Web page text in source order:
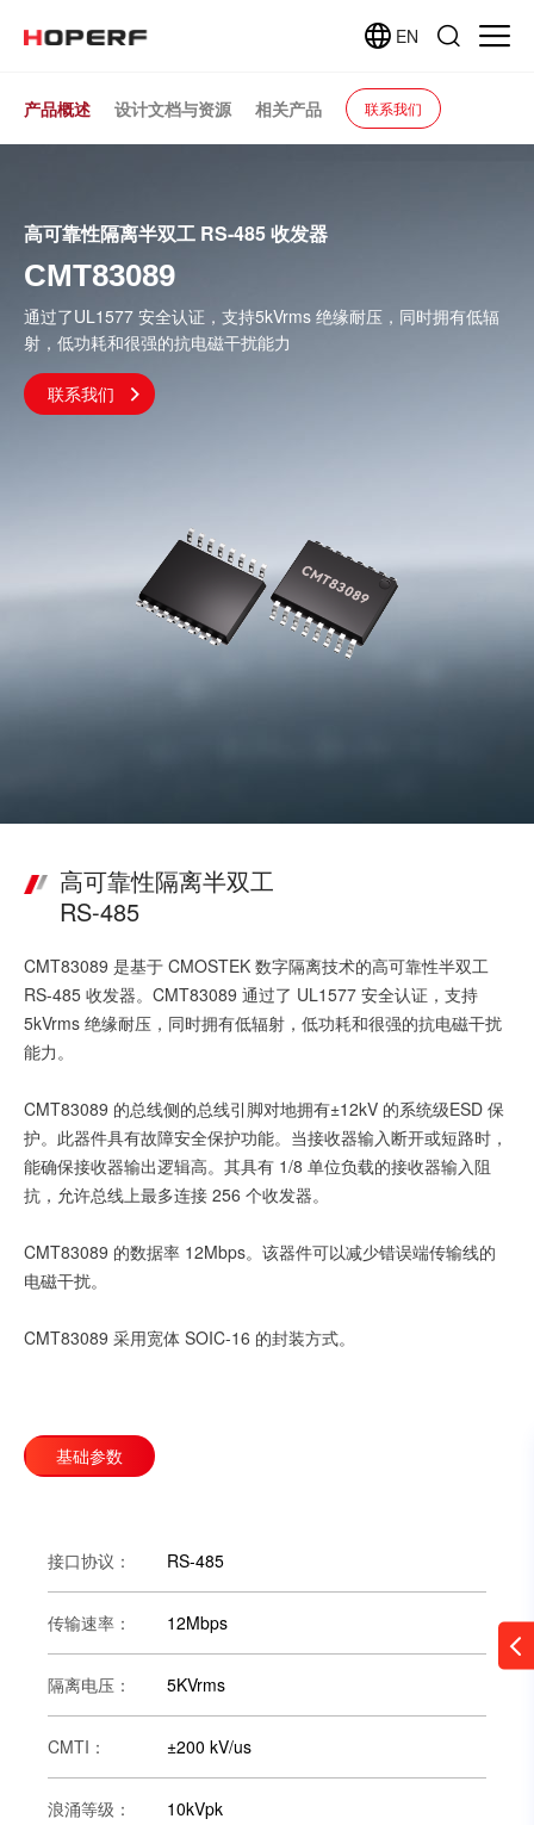
EN
产品概述 设计文档与资源 相关产品 联系我们
高可靠性隔离半双工 RS-485 收发器
CMT83089
通过了UL1577 安全认证，支持5kVrms 绝缘耐压，同时拥有低辐
射，低功耗和很强的抗电磁干扰能力
联系我们
高可靠性隔离半双工
RS-485
CMT83089 是基于 CMOSTEK 数字隔离技术的高可靠性半双工
RS-485 收发器。CMT83089 通过了 UL1577 安全认证，支持
5kVrms 绝缘耐压，同时拥有低辐射，低功耗和很强的抗电磁干扰
能力。
CMT83089 的总线侧的总线引脚对地拥有±12kV 的系统级ESD 保
护。此器件具有故障安全保护功能。当接收器输入断开或短路时，
能确保接收器输出逻辑高。其具有 1/8 单位负载的接收器输入阻
抗，允许总线上最多连接 256 个收发器。
CMT83089 的数据率 12Mbps。该器件可以减少错误端传输线的
电磁干扰。
CMT83089 采用宽体 SOIC-16 的封装方式。
基础参数
接口协议： RS-485
传输速率： 12Mbps
隔离电压： 5KVrms
CMTI： ±200 kV/us
浪涌等级： 10kVpk